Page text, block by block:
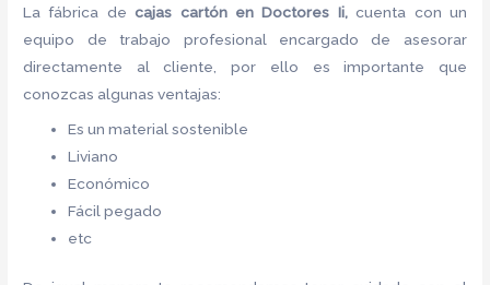
La fábrica decajas cartón en Doctores Ii,cuenta con un
equipo de trabajo profesional encargado de asesorar
directamente al cliente, por ello es importante que
conozcas algunas ventajas:
Es un material sostenible
Liviano
Económico
Fácil pegado
etc